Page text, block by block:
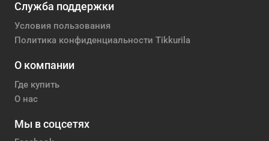
Служба поддержки
Условия пользования
Политика конфиденциальности Tikkurila
О компании
Где купить
О нас
Мы в соцсетях